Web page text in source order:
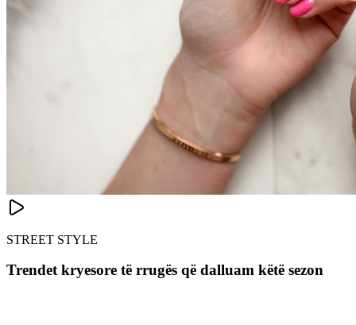
STREET STYLE
Trendet kryesore të rrugës që dalluam këtë sezon